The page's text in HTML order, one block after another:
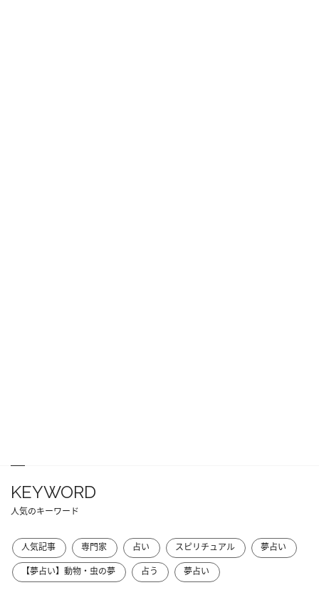
KEYWORD
人気のキーワード
人気記事 専門家 占い スピリチュアル
夢占い
【夢占い】動物・虫の夢
占う 夢占い